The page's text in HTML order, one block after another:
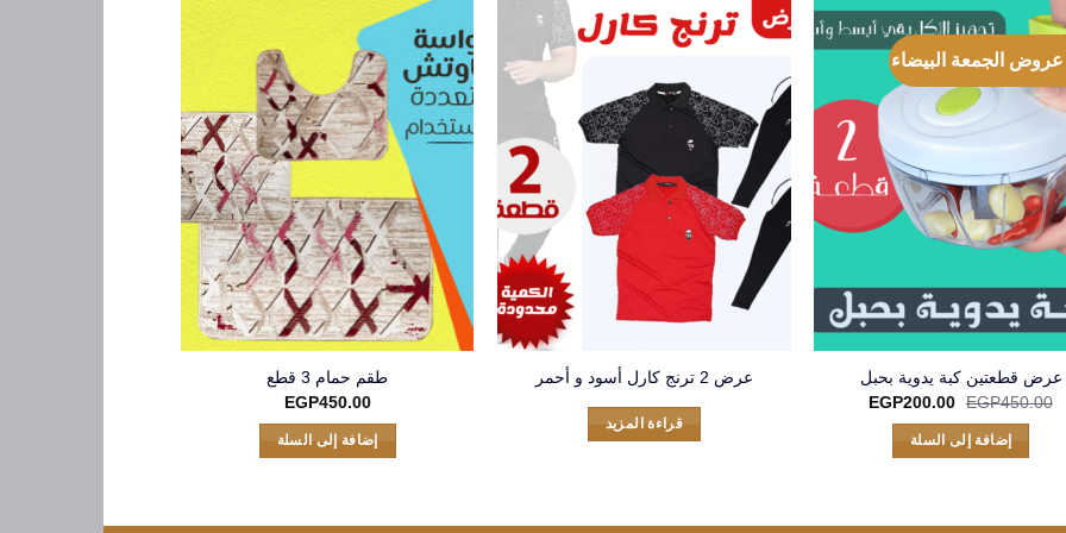
عرض قطعتين كبة يدوية بحبل
EGP450.00
السعر
هو:
EGP450.00.
EGP200.00
السعر
إضافة إلى السلة
عرض 2 ترنج كارل أسود و أحمر
قراءة المزيد
طقم حمام 3 قطع
EGP450.00
إضافة إلى السلة